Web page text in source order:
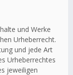
und Werke
Urheberrecht.
und jede Art
Urheberrechtes
jeweiligen